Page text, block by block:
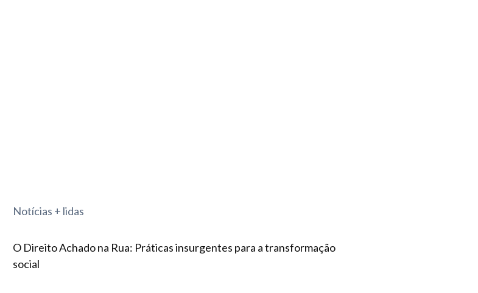
Notícias + lidas
O Direito Achado na Rua: Práticas insurgentes para a transformação
social